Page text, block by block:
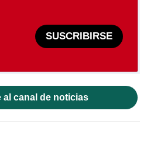
SUSCRIBIRSE
al canal de noticias